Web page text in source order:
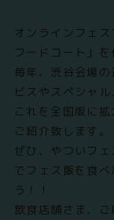
オンラインフェ
フードコート」を
毎年、渋谷会場
ビスやスペシャ
これを全国版に
ご紹介致します。
ぜひ、やついフ
でフェス飯を食
う！！
飲食店舗さま、ご